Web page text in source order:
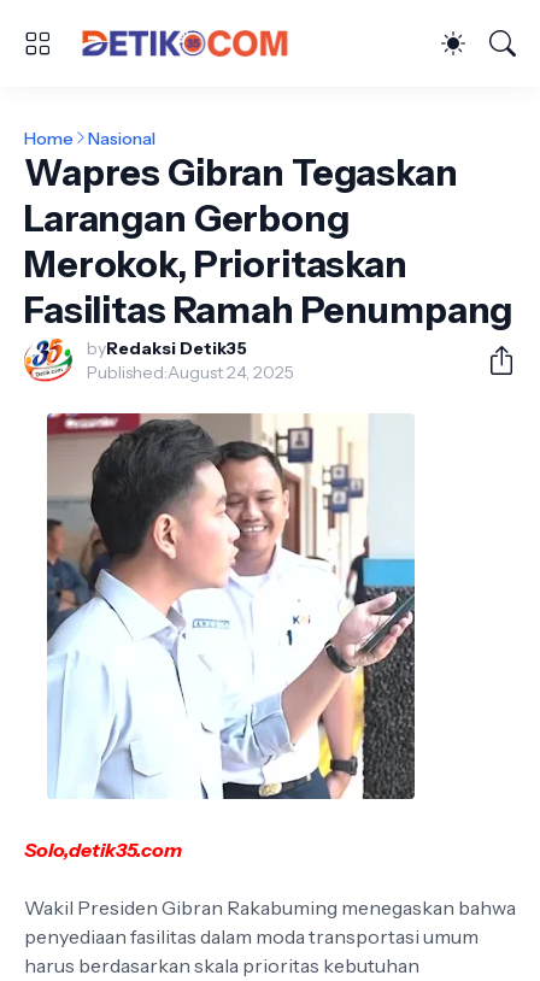
Home Nasional
Wapres Gibran Tegaskan
Larangan Gerbong
Merokok, Prioritaskan
Fasilitas Ramah Penumpang
byRedaksi Detik35
Published:August 24, 2025
Solo,detik35.com
Wakil Presiden Gibran Rakabuming menegaskan bahwa
penyediaan fasilitas dalam moda transportasi umum
harus berdasarkan skala prioritas kebutuhan